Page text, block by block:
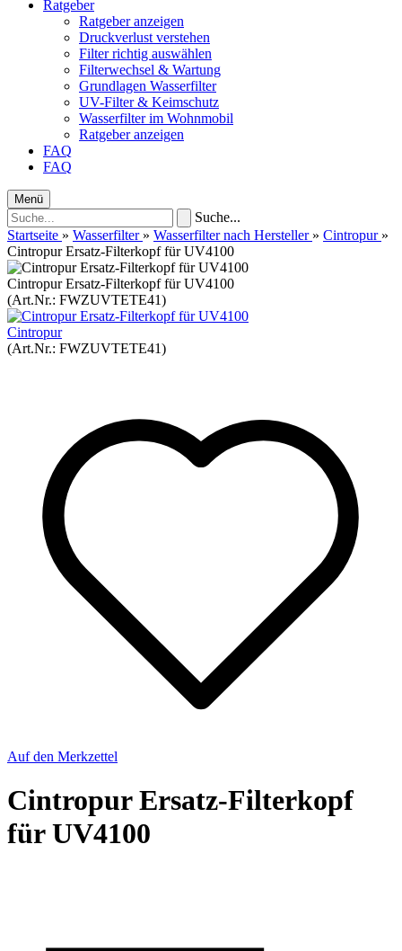
Ratgeber
Ratgeber anzeigen
Druckverlust verstehen
Filter richtig auswählen
Filterwechsel & Wartung
Grundlagen Wasserfilter
UV-Filter & Keimschutz
Wasserfilter im Wohnmobil
Ratgeber anzeigen
FAQ
FAQ
Menü
Suche...
Startseite » Wasserfilter » Wasserfilter nach Hersteller » Cintropur »
Cintropur Ersatz-Filterkopf für UV4100
Cintropur Ersatz-Filterkopf für UV4100
(Art.Nr.: FWZUVTETE41)
Cintropur
(Art.Nr.: FWZUVTETE41)
Auf den Merkzettel
Cintropur Ersatz-Filterkopf
für UV4100